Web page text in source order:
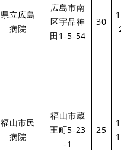
県立広島
病院
広島市南
区宇品神
田1-5-54
30
福山市民
病院
福山市蔵
王町5-23
-1
25